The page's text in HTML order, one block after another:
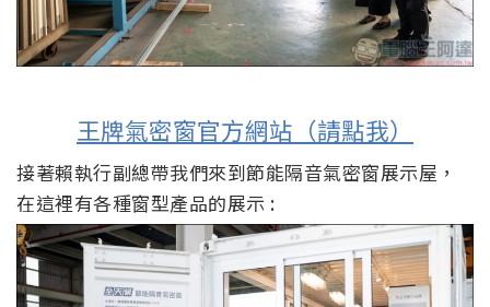
王牌氣密窗官方網站（請點我）
接著賴執行副總帶我們來到節能隔音氣密窗展示屋，
在這裡有各種窗型產品的展示 :